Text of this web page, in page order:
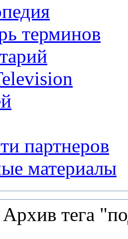
терминов
партнеров
материалы
тега